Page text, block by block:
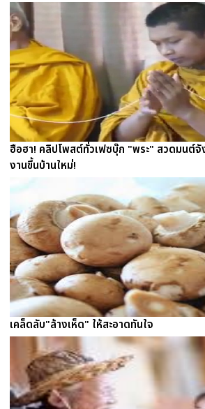
ฮือฮา! คลิปโพสต์ทั่วเฟซบุ๊ก "พระ" สวดมนต์จั
งานขึ้นบ้านใหม่!
เคล็ดลับ"ล้างเห็ด" ให้สะอาดทันใจ